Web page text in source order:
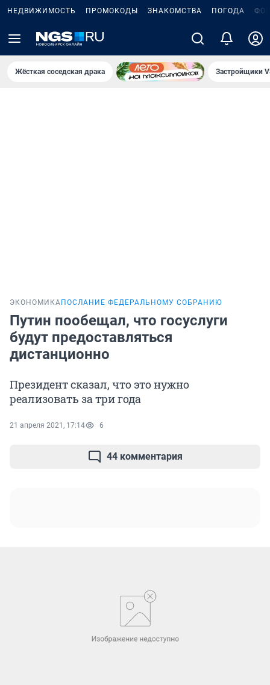
НЕДВИЖИМОСТЬ ПРОМОКОДЫ ЗНАКОМСТВА ПОГОДА
Жёсткая соседская драка Застройщики
ЭКОНОМИКА ПОСЛАНИЕ ФЕДЕРАЛЬНОМУ СОБРАНИЮ
Путин пообещал, что госуслуги
будут предоставляться
дистанционно
Президент сказал, что это нужно
реализовать за три года
21 апреля 2021, 17:14 6
44 комментария